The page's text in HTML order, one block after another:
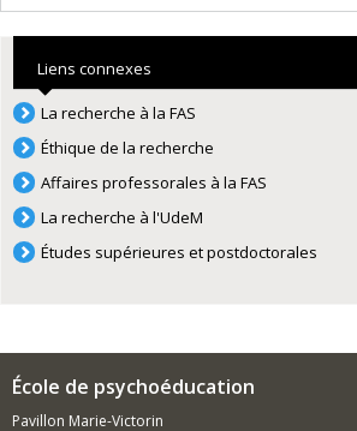
Liens connexes
La recherche à la FAS
Éthique de la recherche
Affaires professorales à la FAS
La recherche à l'UdeM
Études supérieures et postdoctorales
École de psychoéducation
Pavillon Marie-Victorin